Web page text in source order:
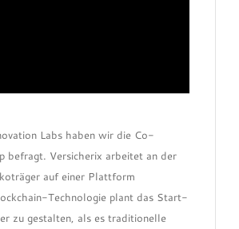
Labs haben wir die Co-
befragt. Versicherix arbeitet an der
auf einer Plattform
Technologie plant das Start-
zu gestalten, als es traditionelle